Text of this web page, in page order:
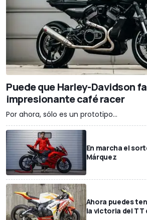
Puede que Harley-Davidson
impresionante café racer
Por ahora, sólo es un prototipo...
En marcha el
Márquez
Ahora puedes
la victoria del TT